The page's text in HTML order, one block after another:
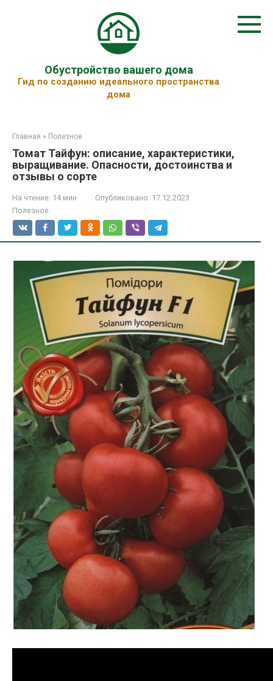
Обустройство вашего дома
Гид по созданию идеального пространства
дома
Главная » Полезное
Томат Тайфун: описание, характеристики,
выращивание. Опасности, достоинства и
отзывы о сорте
На чтение: 14 мин Опубликовано: 17.12.2023
Полезное